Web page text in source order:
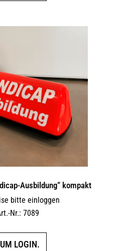
Ausbildung“ kompakt
bitte einloggen
Nr.: 7089
LOGIN.